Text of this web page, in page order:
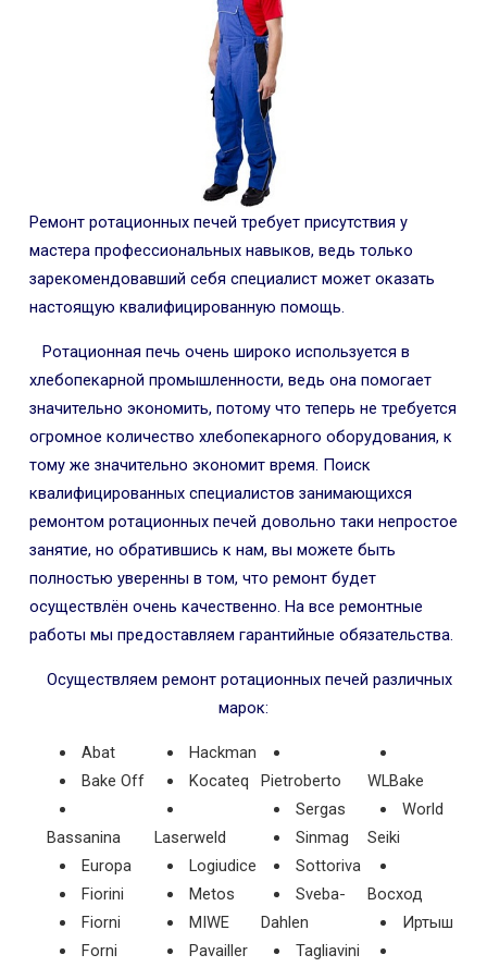
Ремонт ротационных печей требует присутствия у
мастера профессиональных навыков, ведь только
зарекомендовавший себя специалист может оказать
настоящую квалифицированную помощь.
Ротационная печь очень широко используется в
хлебопекарной промышленности, ведь она помогает
значительно экономить, потому что теперь не требуется
огромное количество хлебопекарного оборудования, к
тому же значительно экономит время. Поиск
квалифицированных специалистов занимающихся
ремонтом ротационных печей довольно таки непростое
занятие, но обратившись к нам, вы можете быть
полностью уверенны в том, что ремонт будет
осуществлён очень качественно. На все ремонтные
работы мы предоставляем гарантийные обязательства.
Осуществляем ремонт ротационных печей различных
марок:
Abat
Bake Off
Bassanina
Europa
Fiorini
Fiorni
Forni
Hackman
Kocateq
Laserweld
Logiudice
Metos
MIWE
Pavailler
Pietroberto
Sergas
Sinmag
Sottoriva
Sveba-
Dahlen
Tagliavini
WLBake
World
Seiki
Восход
Иртыш